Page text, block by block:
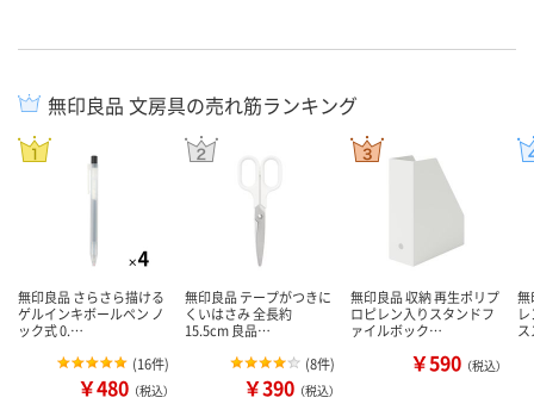
無印良品 文房具の売れ筋ランキング
無印良品 さらさら描ける
ゲルインキボールペン ノ
ック式 0.…
(16件)
￥480 （税込）
無印良品 テープがつきに
くいはさみ 全長約
15.5cm 良品…
(8件)
￥390 （税込）
無印良品 収納 再生ポリプ
ロピレン入りスタンドフ
ァイルボック…
￥590 （税込）
無